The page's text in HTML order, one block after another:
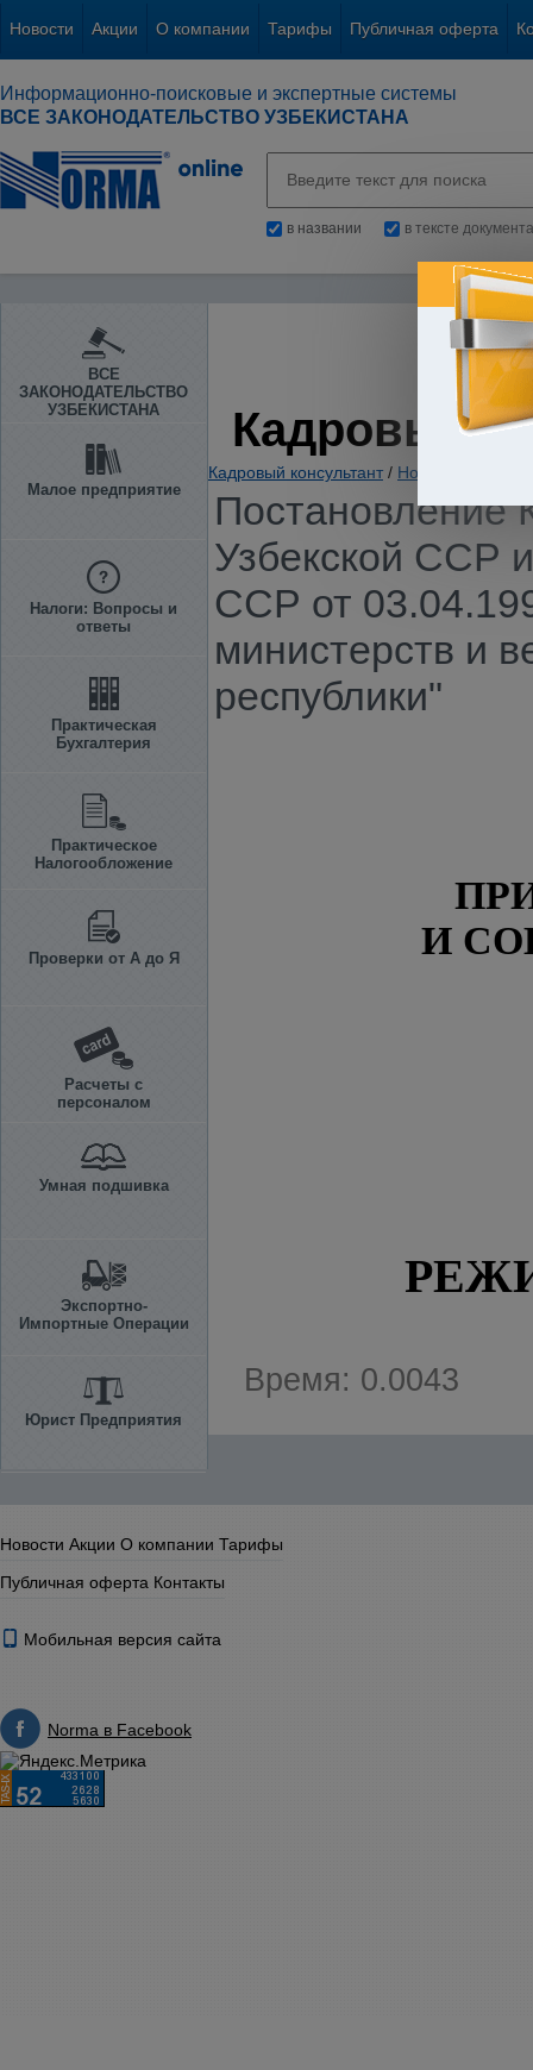
Новости Акции О компании Тарифы Публичная оферта
Информационно-поисковые и экспертные системы
ВСЕ ЗАКОНОДАТЕЛЬСТВО УЗБЕКИСТАНА
в названии в тексте документа
ВСЕ
ЗАКОНОДАТЕЛЬСТВО
УЗБЕКИСТАНА
Малое предприятие
Налоги: Вопросы и
ответы
Практическая
Бухгалтерия
Практическое
Налогообложение
Проверки от А до Я
Расчеты с
персоналом
Умная подшивка
Экспортно-
Импортные Операции
Юрист Предприятия
Кадровый
Кадровый консультант / Нормативно-
Постановление
Узбекской ССР
ССР от
министерств и
республики"
И
Время: 0.0043
Новости Акции О компании Тарифы
Публичная оферта Контакты
Мобильная версия сайта
Norma в Facebook